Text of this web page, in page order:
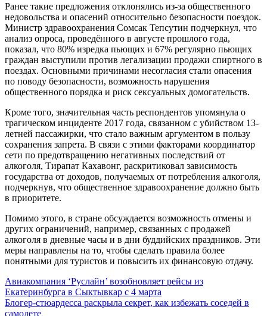
Ранее такие предложения отклонялись из-за общественного
недовольства и опасений относительно безопасности поездок.
Министр здравоохранения Сомсак Тепсутин подчеркнул, что
анализ опроса, проведённого в августе прошлого года,
показал, что 80% изредка пьющих и 67% регулярно пьющих
граждан выступили против легализации продажи спиртного в
поездах. Основными причинами несогласия стали опасения
по поводу безопасности, возможность нарушения
общественного порядка и риск сексуальных домогательств.
Кроме того, значительная часть респондентов упомянула о
трагическом инциденте 2017 года, связанном с убийством 13-
летней пассажирки, что стало важным аргументом в пользу
сохранения запрета. В связи с этими факторами координатор
сети по предотвращению негативных последствий от
алкоголя, Тирапат Кахавонг, раскритиковал зависимость
государства от доходов, получаемых от потребления алкоголя,
подчеркнув, что общественное здравоохранение должно быть
в приоритете.
Помимо этого, в стране обсуждается возможность отмены и
других ограничений, например, связанных с продажей
алкоголя в дневные часы и в дни буддийских праздников. Эти
меры направлены на то, чтобы сделать правила более
понятными для туристов и повысить их финансовую отдачу.
Навигация
по
Авиакомпания ‘Руслайн’ возобновляет рейсы из
Екатеринбурга в Сыктывкар с 4 марта
Блогер-стюардесса раскрыла секрет, как избежать соседей в
самолете